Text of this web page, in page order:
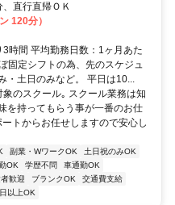
直行直帰ＯＫ
120分）
時間 平均勤務日数：1ヶ月あた
固定シフトの為、先のスケジュ
・土日のみなど。 平日は10...
のスクール｡ スクール業務は知
を持ってもらう事が一番のお仕
トからお任せしますので安心し
副業・WワークOK
土日祝のみOK
OK 学歴不問
車通勤OK
歓迎 ブランクOK
交通費支給
以上OK